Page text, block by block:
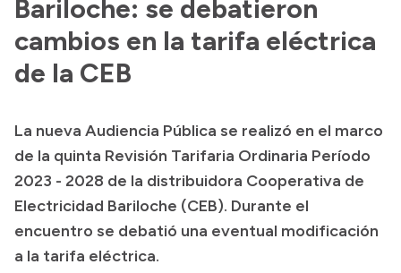
Archivo de noticias
Transparencia
Boletín Oficial
Compras y licitaciones
Consulta de expedientes
Consulta de pago a proveedores
Convocatorias
Bariloche: se debatieron
cambios en la tarifa eléctrica
de la CEB
La nueva Audiencia Pública se realizó en el marco
de la quinta Revisión Tarifaria Ordinaria Período
2023 - 2028 de la distribuidora Cooperativa de
Electricidad Bariloche (CEB). Durante el
encuentro se debatió una eventual modificación
a la tarifa eléctrica.